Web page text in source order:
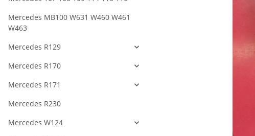
Mercedes MB100 W631 W460 W461
W463
Mercedes R129
Mercedes R170
Mercedes R171
Mercedes R230
Mercedes W124